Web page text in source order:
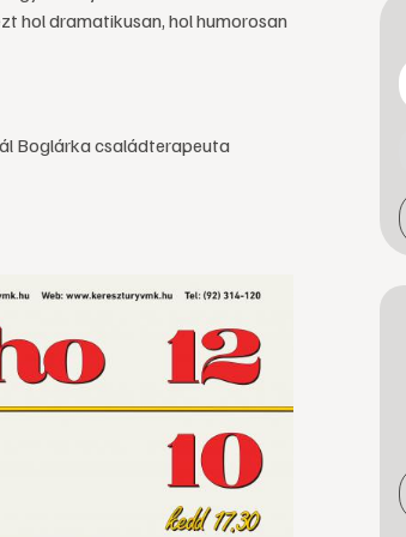
hol dramatikusan, hol humorosan
Boglárka családterapeuta